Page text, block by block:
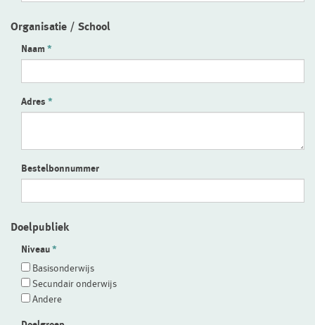
Organisatie / School
Naam
Adres
Bestelbonnummer
Doelpubliek
Niveau
Basisonderwijs
Secundair onderwijs
Andere